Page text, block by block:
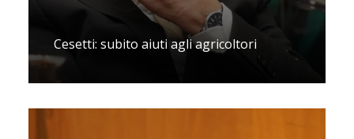
Cesetti: subito aiuti agli agricoltori